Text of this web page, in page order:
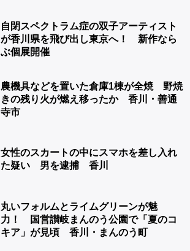
自閉スペクトラム症の双子アーティスト
が香川県を飛び出し東京へ！ 新作なら
ぶ個展開催
農機具などを置いた倉庫1棟が全焼 野焼
きの残り火が燃え移ったか 香川・善通
寺市
女性のスカートの中にスマホを差し入れ
た疑い 男を逮捕 香川
丸いフォルムとライムグリーンが魅
力！ 国営讃岐まんのう公園で「夏のコ
キア」が見頃 香川・まんのう町